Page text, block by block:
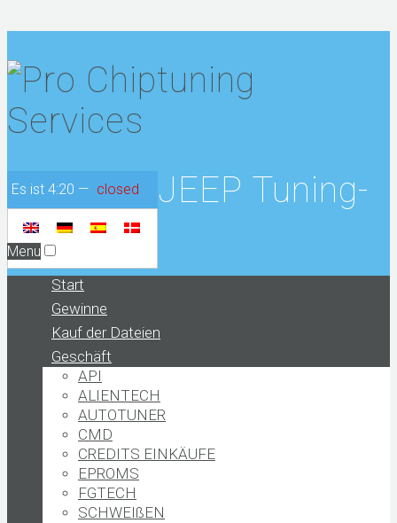
Es ist 4:20 — closed
Menu
Start
Gewinne
Kauf der Dateien
Geschäft
API
ALIENTECH
AUTOTUNER
CMD
CREDITS EINKÄUFE
EPROMS
FGTECH
SCHWEIßEN
JEEP Tuning-